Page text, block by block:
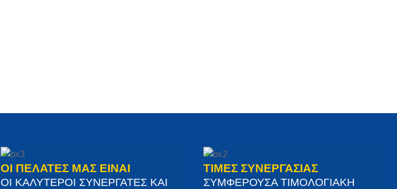
ΟΙ ΠΕΛΑΤΕΣ ΜΑΣ ΕΙΝΑΙ
ΟΙ ΚΑΛΥΤΕΡΟΙ ΣΥΝΕΡΓΑΤΕΣ ΚΑΙ
ΤΙΜΕΣ ΣΥΝΕΡΓΑΣΙΑΣ
ΣΥΜΦΕΡΟΥΣΑ ΤΙΜΟΛΟΓΙΑΚΗ